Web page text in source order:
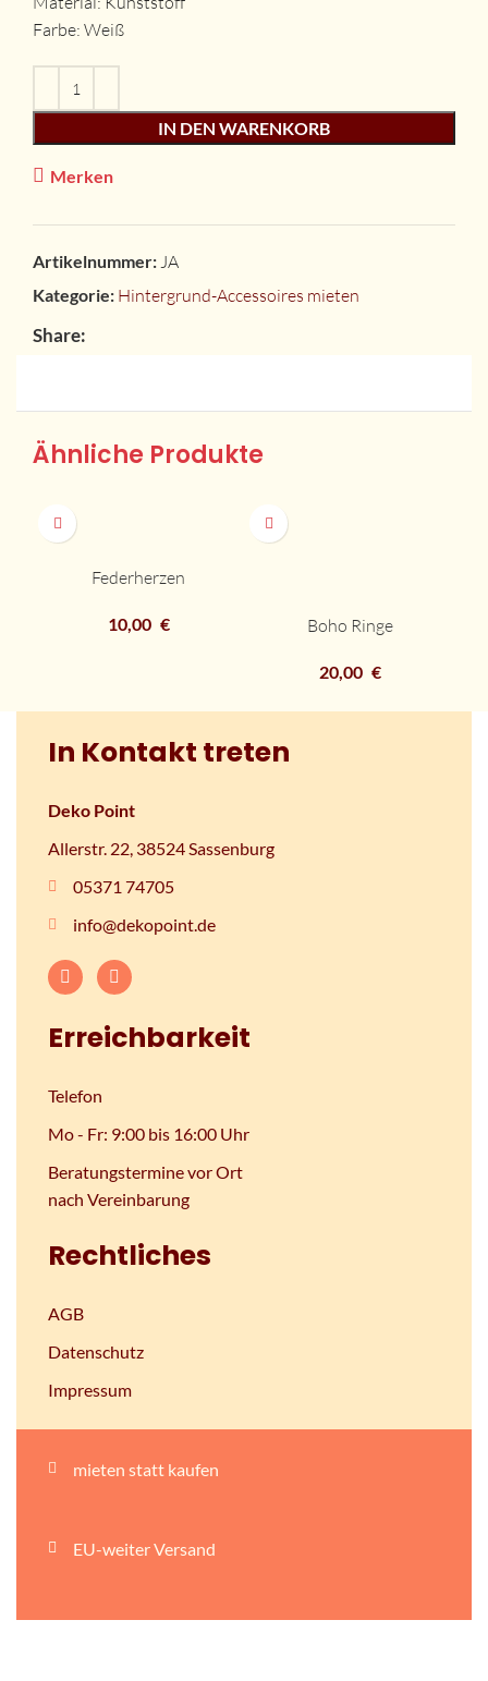
Farbe: Weiß
IN DEN WARENKORB
Merken
Artikelnummer:JA
Kategorie: Hintergrund-Accessoires mieten
Share:
Ähnliche Produkte
Federherzen
10,00 € Boho Ringe
20,00 €
In Kontakt treten
Deko Point
Allerstr. 22, 38524 Sassenburg
05371 74705
info@dekopoint.de
Erreichbarkeit
Telefon
Mo - Fr: 9:00 bis 16:00 Uhr
Beratungstermine vor Ort
nach Vereinbarung
Rechtliches
AGB
Datenschutz
Impressum
mieten statt kaufen
EU-weiter Versand